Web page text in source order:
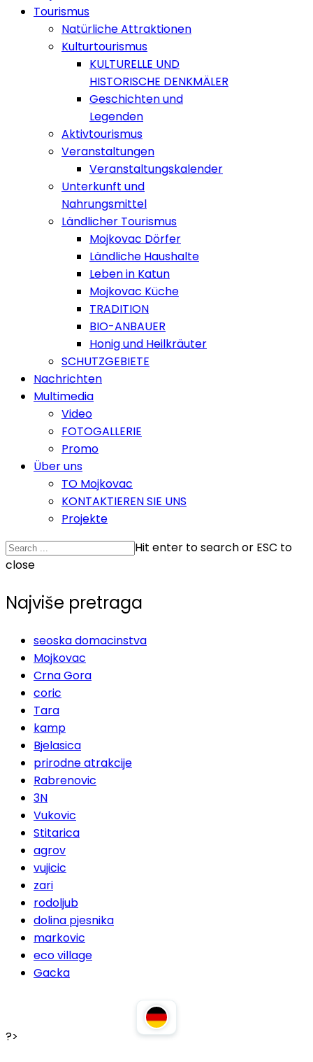
Tourismus
Natürliche Attraktionen
Kulturtourismus
KULTURELLE UND
HISTORISCHE DENKMÄLER
Geschichten und
Legenden
Aktivtourismus
Veranstaltungen
Veranstaltungskalender
Unterkunft und
Nahrungsmittel
Ländlicher Tourismus
Mojkovac Dörfer
Ländliche Haushalte
Leben in Katun
Mojkovac Küche
TRADITION
BIO-ANBAUER
Honig und Heilkräuter
SCHUTZGEBIETE
Nachrichten
Multimedia
Video
FOTOGALLERIE
Promo
Über uns
TO Mojkovac
KONTAKTIEREN SIE UNS
Projekte
Hit enter to search or ESC to
close
Najviše pretraga
seoska domacinstva
Mojkovac
Crna Gora
coric
Tara
kamp
Bjelasica
prirodne atrakcije
Rabrenovic
3N
Vukovic
Stitarica
agrov
vujicic
zari
rodoljub
dolina pjesnika
markovic
eco village
Gacka
?>